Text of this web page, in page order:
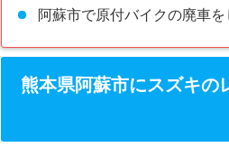
阿蘇市で原付バイクの廃車
熊本県阿蘇市にスズキの